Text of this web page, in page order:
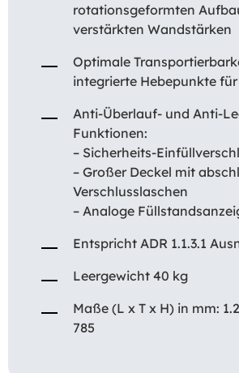
rotationsgeformten
verstärkten Wandstärken
Optimale
integrierte Hebepunkte
Anti-Überlauf- und Anti-
Funktionen:
– Sicherheits-
– Großer Deckel mit
Verschlusslaschen
– Analoge
Entspricht ADR 1.1.3.1
Leergewicht 40 kg
Maße (L x T x H) in mm:
785